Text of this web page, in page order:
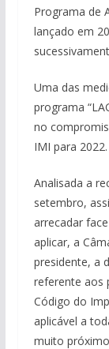
Programa de
lançado em
Uma das
programa
no
IMI para 2022.
Analisada a
setembro,
arrecadar
aplicar, a
presidente, a
referente aos
Código do
aplicável a
muito